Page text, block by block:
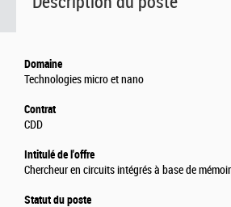
Domaine
Technologies micro et nano
Contrat
CDD
Intitulé de l'offre
Chercheur en circuits intégrés à base de
Statut du poste